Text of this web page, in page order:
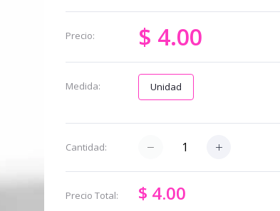
Precio: $ 4.00
Medida: Unidad
Cantidad:
Precio Total: $ 4.00